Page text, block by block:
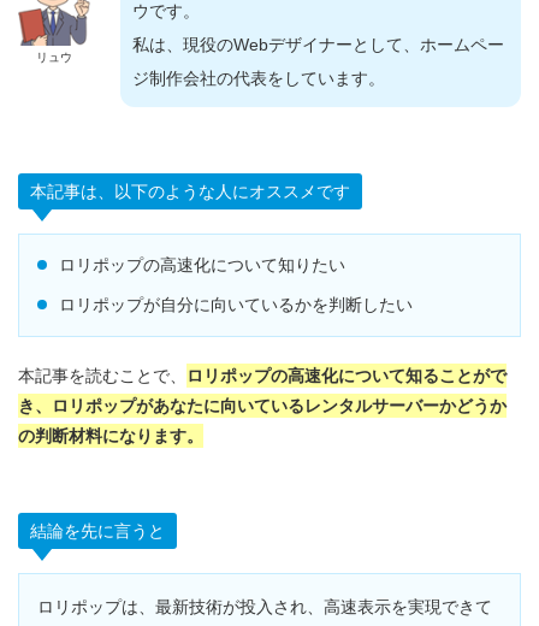
リュウ
ウです。
私は、現役のWebデザイナーとして、ホームペー
ジ制作会社の代表をしています。
本記事は、以下のような人にオススメです
ロリポップの高速化について知りたい
ロリポップが自分に向いているかを判断したい
本記事を読むことで、
ロリポップの高速化について知ることがで
き、ロリポップがあなたに向いているレンタルサーバーかどうか
の判断材料になります。
結論を先に言うと
ロリポップは、最新技術が投入され、高速表示を実現できて